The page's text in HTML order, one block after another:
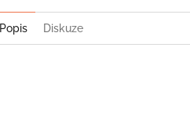
Popis Diskuze